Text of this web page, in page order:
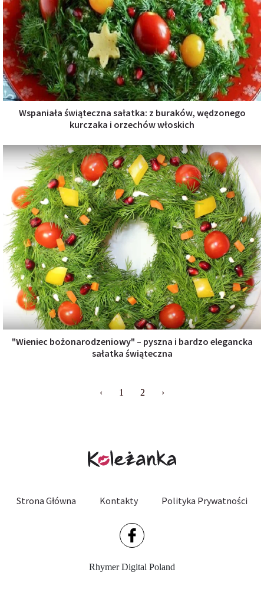
Wspaniała świąteczna sałatka: z buraków, wędzonego
kurczaka i orzechów włoskich
"Wieniec bożonarodzeniowy" – pyszna i bardzo elegancka
sałatka świąteczna
‹ 1 2 ›
Strona Główna Kontakty Polityka Prywatności
Rhymer Digital Poland